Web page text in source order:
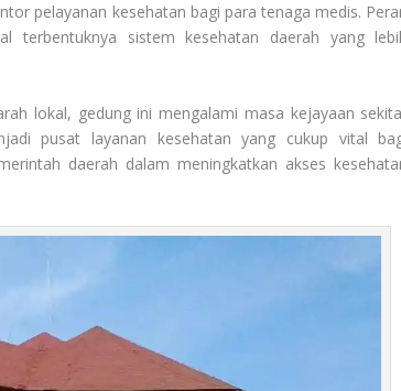
pelayanan kesehatan bagi para tenaga medis.
terbentuknya sistem kesehatan daerah yang
lokal, gedung ini mengalami masa kejayaan
pusat layanan kesehatan yang cukup vital
daerah dalam meningkatkan akses